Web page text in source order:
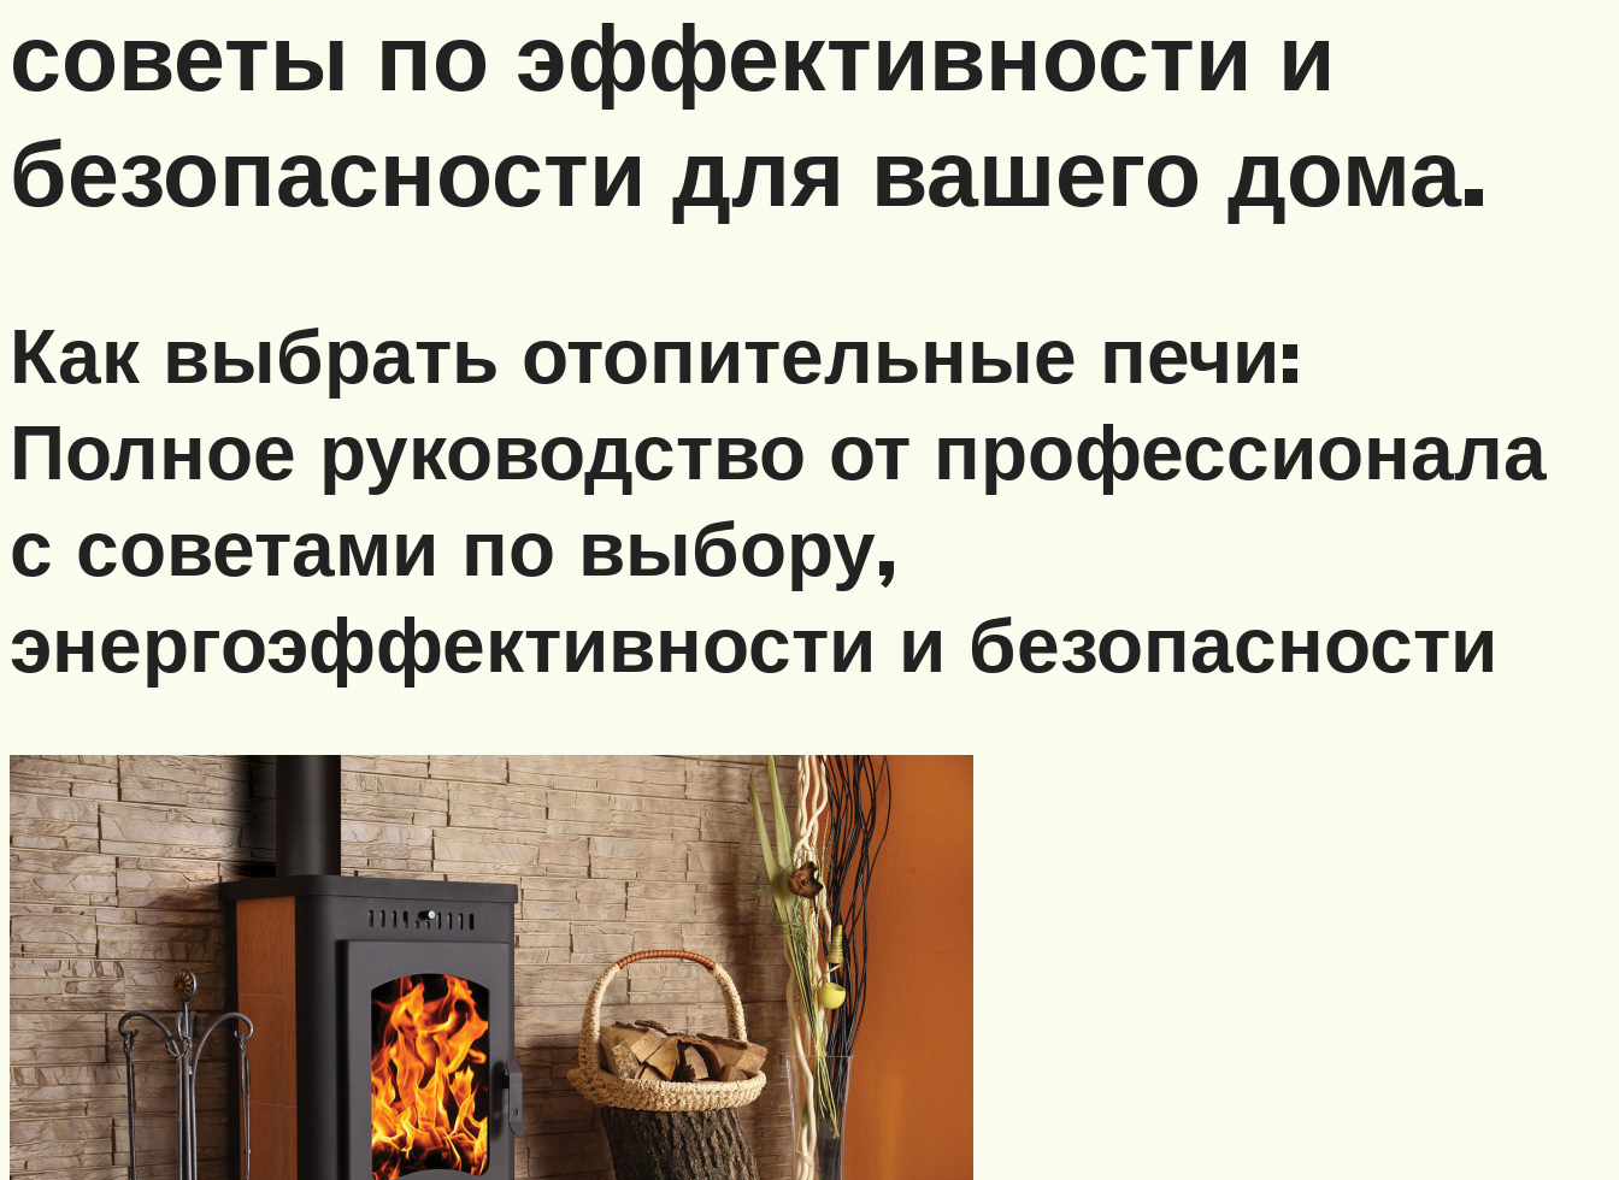
советы по эффективности и
безопасности для вашего дома.
Как выбрать отопительные печи:
Полное руководство от профессионала
с советами по выбору,
энергоэффективности и безопасности